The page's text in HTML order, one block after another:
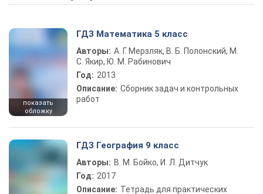
показать
обложку
ГДЗ Математика 5 класс
Авторы: А. Г. Мерзляк, В. Б. Полонский, М.
С. Якир, Ю. М. Рабинович
Год: 2013
Описание: Сборник задач и контрольных
работ
ГДЗ География 9 класс
Авторы: В. М. Бойко, И. Л. Дитчук
Год: 2017
Описание: Тетрадь для практических